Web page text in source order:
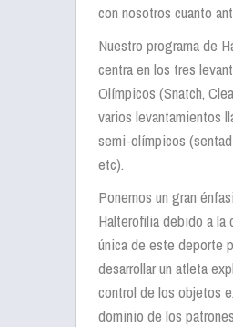
con nosotros cuanto
Nuestro programa de
centra en los tres
Olímpicos (Snatch,
varios levantamientos
semi-olímpicos
etc).
Ponemos un gran
Halterofilia debido a la
única de este deporte
desarrollar un atleta
control de los objetos
dominio de los patrones